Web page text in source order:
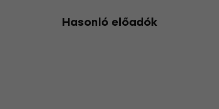
Hasonló előadók